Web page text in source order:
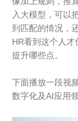
入大模型，可以
到匹配的情况，
HR看到这个人
提升哪些点。
下面播放一段视
数字化及AI应用